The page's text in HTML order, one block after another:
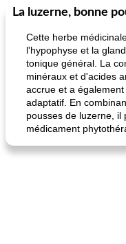
Petit déjeuner et brunch
La luzerne, bonne
Cette herbe
l'hypophyse et la
tonique général. La
minéraux et d'acides
accrue et a
adaptatif. En
pousses de luzerne, il
médicament